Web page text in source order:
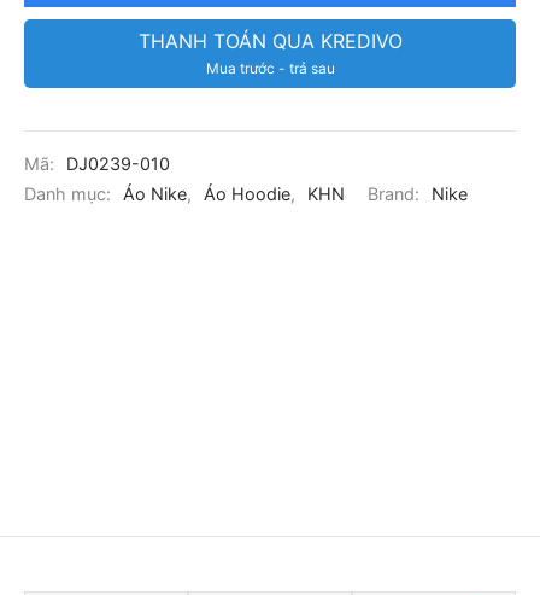
THANH TOÁN QUA KREDIVO
Mua trước - trả sau
Mã:
DJ0239-010
Danh mục:
Áo Nike, Áo Hoodie, KHN Brand: Nike